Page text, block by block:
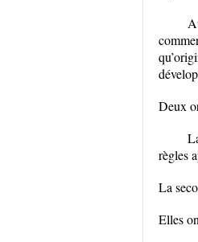
Deux
règles
La
Elles